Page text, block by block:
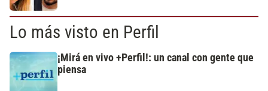
Lo más visto en Perfil
¡Mirá en vivo +Perfil!: un canal con gente que
piensa